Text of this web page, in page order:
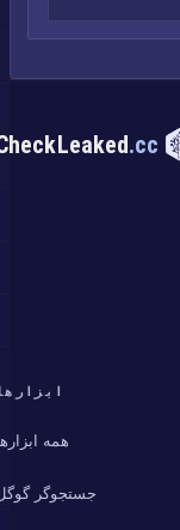
CheckLeaked.cc
ابزارها
همه ابزارها
جستجوگر گوگل